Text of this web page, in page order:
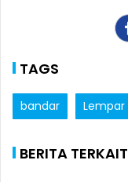
TAGS
bandar Lempar
BERITA TERKAIT